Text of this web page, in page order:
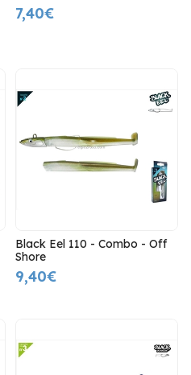
7,40€
Black Eel 110 - Combo - Off
Shore
9,40€